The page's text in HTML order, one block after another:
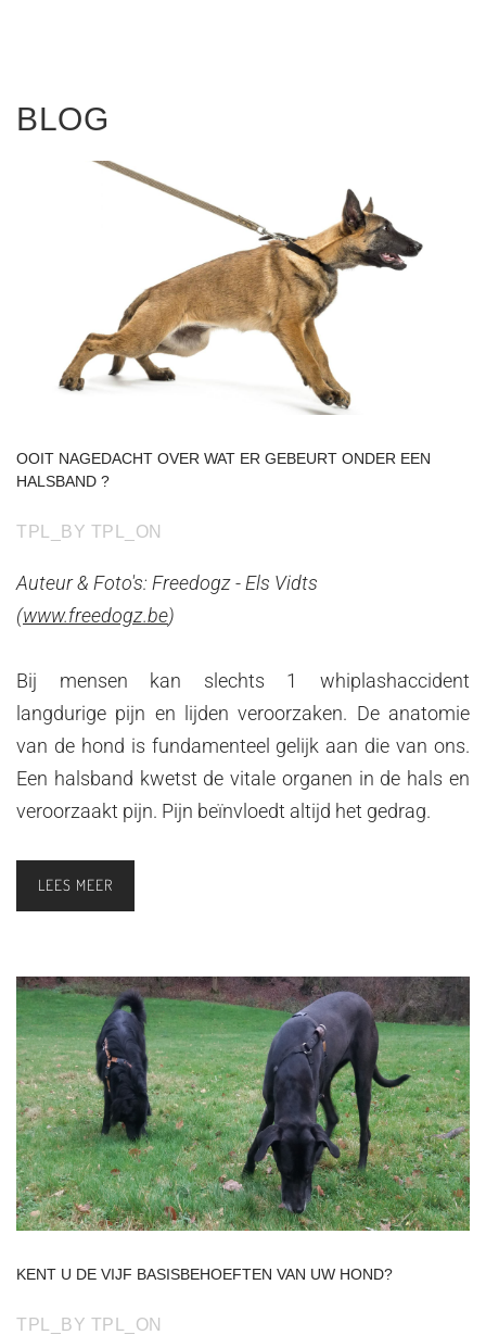
BLOG
OOIT NAGEDACHT OVER WAT ER GEBEURT ONDER EEN
HALSBAND ?
TPL_BY TPL_ON
Auteur & Foto's: Freedogz - Els Vidts
(www.freedogz.be)
Bij mensen kan slechts 1 whiplashaccident
langdurige pijn en lijden veroorzaken. De anatomie
van de hond is fundamenteel gelijk aan die van ons.
Een halsband kwetst de vitale organen in de hals en
veroorzaakt pijn. Pijn beïnvloedt altijd het gedrag.
LEES MEER
KENT U DE VIJF BASISBEHOEFTEN VAN UW HOND?
TPL_BY TPL_ON